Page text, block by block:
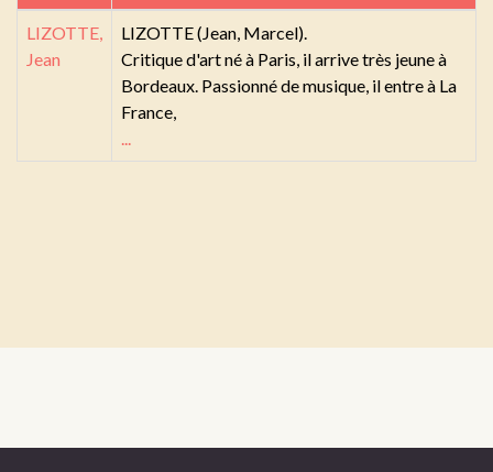
LIZOTTE,
Jean
LIZOTTE (Jean, Marcel).
Critique d'art né à Paris, il arrive très jeune à
Bordeaux. Passionné de musique, il entre à La
France,